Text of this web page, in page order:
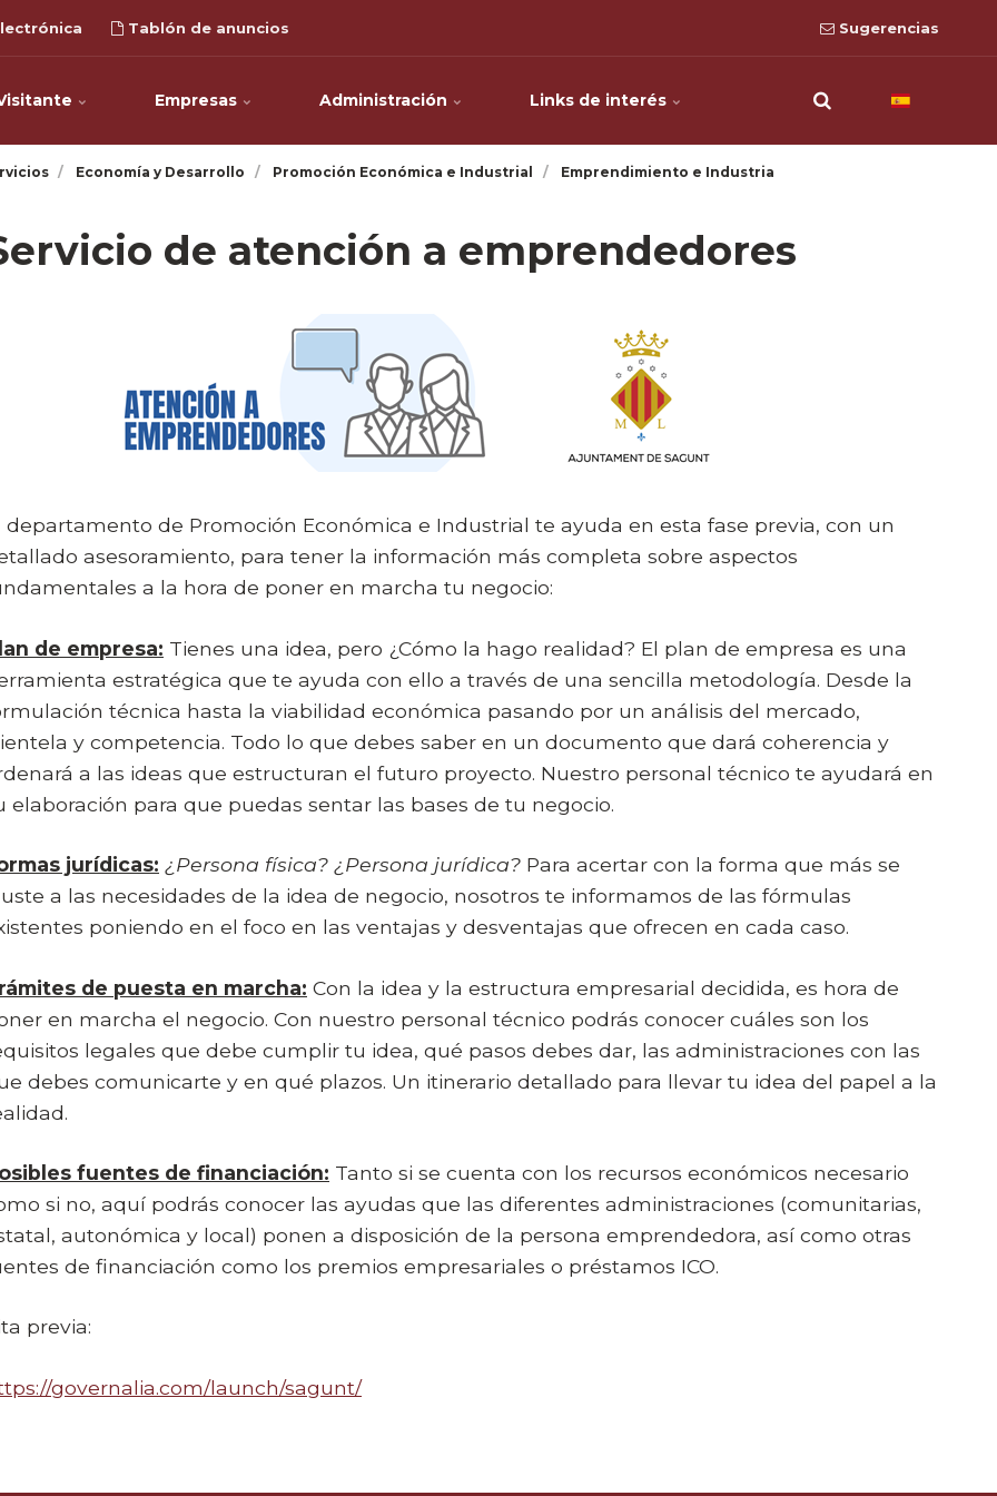
Tablón de anuncios Sugerencias
Empresas Administración Links de interés
Economía y Desarrollo Promoción Económica e Industrial
Emprendimiento e Industria
de atención a emprendedores
departamento de Promoción Económica e Industrial te ayuda en esta fase previa, con un
asesoramiento, para tener la información más completa sobre aspectos
a la hora de poner en marcha tu negocio:
de empresa: Tienes una idea, pero ¿Cómo la hago realidad? El plan de empresa es una
estratégica que te ayuda con ello a través de una sencilla metodología. Desde la
técnica hasta la viabilidad económica pasando por un análisis del mercado,
y competencia. Todo lo que debes saber en un documento que dará coherencia y
a las ideas que estructuran el futuro proyecto. Nuestro personal técnico te ayudará en
elaboración para que puedas sentar las bases de tu negocio.
jurídicas: ¿Persona física? ¿Persona jurídica? Para acertar con la forma que más se
a las necesidades de la idea de negocio, nosotros te informamos de las fórmulas
poniendo en el foco en las ventajas y desventajas que ofrecen en cada caso.
de puesta en marcha: Con la idea y la estructura empresarial decidida, es hora de
en marcha el negocio. Con nuestro personal técnico podrás conocer cuáles son los
legales que debe cumplir tu idea, qué pasos debes dar, las administraciones con las
debes comunicarte y en qué plazos. Un itinerario detallado para llevar tu idea del papel a la
fuentes de financiación: Tanto si se cuenta con los recursos económicos necesario
si no, aquí podrás conocer las ayudas que las diferentes administraciones (comunitarias,
autonómica y local) ponen a disposición de la persona emprendedora, así como otras
de financiación como los premios empresariales o préstamos ICO.
previa:
governalia.com/launch/sagunt/